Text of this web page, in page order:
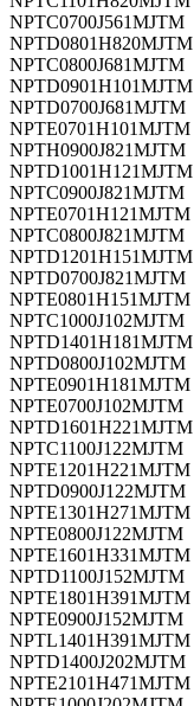
NPTC0700J561MJTM
NPTD0801H820MJTM
NPTC0800J681MJTM
NPTD0901H101MJTM
NPTD0700J681MJTM
NPTE0701H101MJTM
NPTH0900J821MJTM
NPTD1001H121MJTM
NPTC0900J821MJTM
NPTE0701H121MJTM
NPTC0800J821MJTM
NPTD1201H151MJTM
NPTD0700J821MJTM
NPTE0801H151MJTM
NPTC1000J102MJTM
NPTD1401H181MJTM
NPTD0800J102MJTM
NPTE0901H181MJTM
NPTE0700J102MJTM
NPTD1601H221MJTM
NPTC1100J122MJTM
NPTE1201H221MJTM
NPTD0900J122MJTM
NPTE1301H271MJTM
NPTE0800J122MJTM
NPTE1601H331MJTM
NPTD1100J152MJTM
NPTE1801H391MJTM
NPTE0900J152MJTM
NPTL1401H391MJTM
NPTD1400J202MJTM
NPTE2101H471MJTM